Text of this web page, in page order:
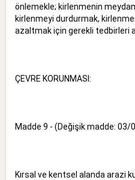
önlemekle; kirlenmenin
kirlenmeyi durdurmak,
azaltmak için gerekli tedbirleri
ÇEVRE KORUNMASI:
Madde 9 - (Değişik madde:
Kırsal ve kentsel alanda arazi